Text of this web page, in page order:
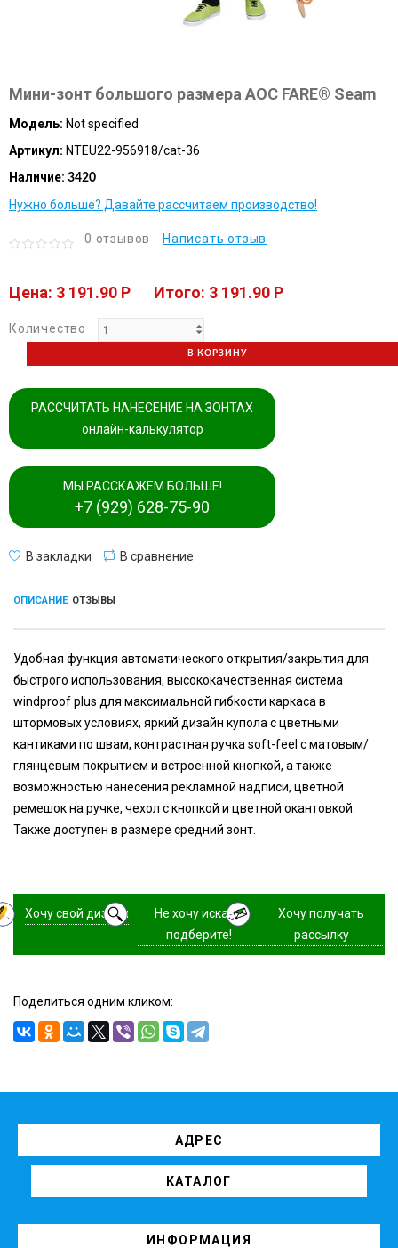
Мини-зонт большого размера AOC FARE® Seam
Модель: Not specified
Артикул: NTEU22-956918/cat-36
Наличие: 3420
Нужно больше? Давайте рассчитаем производство!
0 отзывов Написать отзыв
Цена: 3 191.90 P Итого: 3 191.90 P
Количество
В КОРЗИНУ
РАССЧИТАТЬ НАНЕСЕНИЕ НА ЗОНТАХ
онлайн-калькулятор
МЫ РАССКАЖЕМ БОЛЬШЕ!
+7 (929) 628-75-90
В закладки В сравнение
ОПИСАНИЕ ОТЗЫВЫ
Удобная функция автоматического открытия/закрытия для
быстрого использования, высококачественная система
windproof plus для максимальной гибкости каркаса в
штормовых условиях, яркий дизайн купола с цветными
кантиками по швам, контрастная ручка soft-feel с матовым/
глянцевым покрытием и встроенной кнопкой, а также
возможностью нанесения рекламной надписи, цветной
ремешок на ручке, чехол с кнопкой и цветной окантовкой.
Также доступен в размере средний зонт.
Хочу свой дизайн
Не хочу искать,
подберите!
Хочу получать
рассылку
Поделиться одним кликом:
АДРЕС
КАТАЛОГ
ИНФОРМАЦИЯ